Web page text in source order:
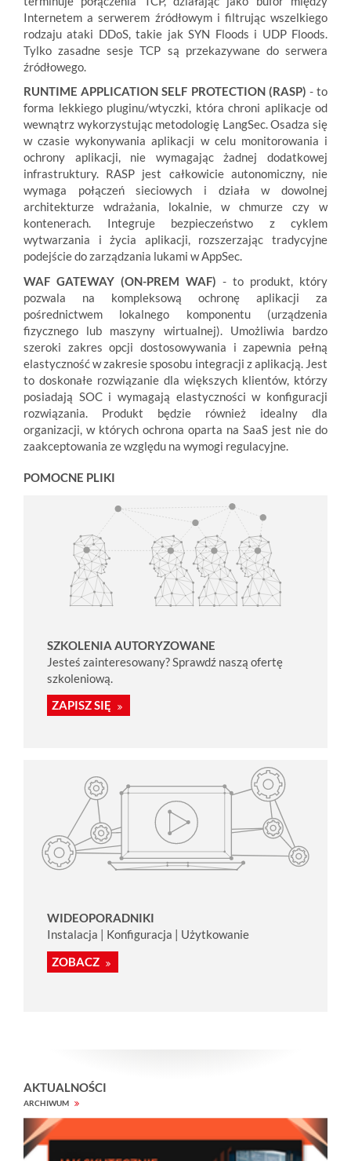
Internetem a serwerem źródłowym i filtrując wszelkiego
rodzaju ataki DDoS, takie jak SYN Floods i UDP Floods.
Tylko zasadne sesje TCP są przekazywane do serwera
źródłowego.
RUNTIME APPLICATION SELF PROTECTION (RASP) - to
forma lekkiego pluginu/wtyczki, która chroni aplikacje od
wewnątrz wykorzystując metodologię LangSec. Osadza się
w czasie wykonywania aplikacji w celu monitorowania i
ochrony aplikacji, nie wymagając żadnej dodatkowej
infrastruktury. RASP jest całkowicie autonomiczny, nie
wymaga połączeń sieciowych i działa w dowolnej
architekturze wdrażania, lokalnie, w chmurze czy w
kontenerach. Integruje bezpieczeństwo z cyklem
wytwarzania i życia aplikacji, rozszerzając tradycyjne
podejście do zarządzania lukami w AppSec.
WAF GATEWAY (ON-PREM WAF) - to produkt, który
pozwala na kompleksową ochronę aplikacji za
pośrednictwem lokalnego komponentu (urządzenia
fizycznego lub maszyny wirtualnej). Umożliwia bardzo
szeroki zakres opcji dostosowywania i zapewnia pełną
elastyczność w zakresie sposobu integracji z aplikacją. Jest
to doskonałe rozwiązanie dla większych klientów, którzy
posiadają SOC i wymagają elastyczności w konfiguracji
rozwiązania. Produkt będzie również idealny dla
organizacji, w których ochrona oparta na SaaS jest nie do
zaakceptowania ze względu na wymogi regulacyjne.
POMOCNE PLIKI
SZKOLENIA AUTORYZOWANE
Jesteś zainteresowany? Sprawdź naszą ofertę
szkoleniową.
ZAPISZ SIĘ
WIDEOPORADNIKI
Instalacja | Konfiguracja | Użytkowanie
ZOBACZ
AKTUALNOŚCI
ARCHIWUM